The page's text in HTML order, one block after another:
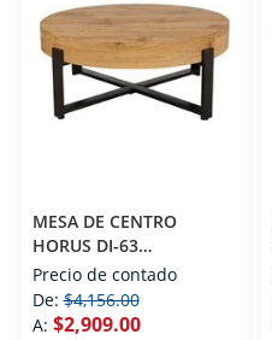
MESA DE CENTRO
HORUS DI-63
INDUSTRIAL
Precio de contado
De:$4,156.00
A: $2,909.00